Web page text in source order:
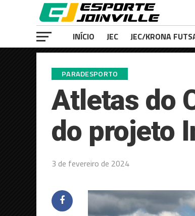
INÍCIO JEC JEC/KRONA
PARADESPORTO
Atletas do
do projeto
3 de fevereiro de 2024